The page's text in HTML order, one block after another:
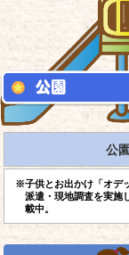
公
※子供とお出かけ「オデ
派遣・現地調査を実施
載中。